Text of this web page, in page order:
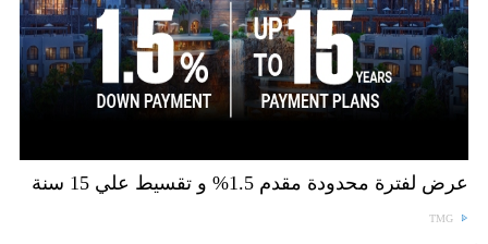
عرض لفترة محدودة مقدم 1.5% و تقسيط علي 15 سنة
TMG